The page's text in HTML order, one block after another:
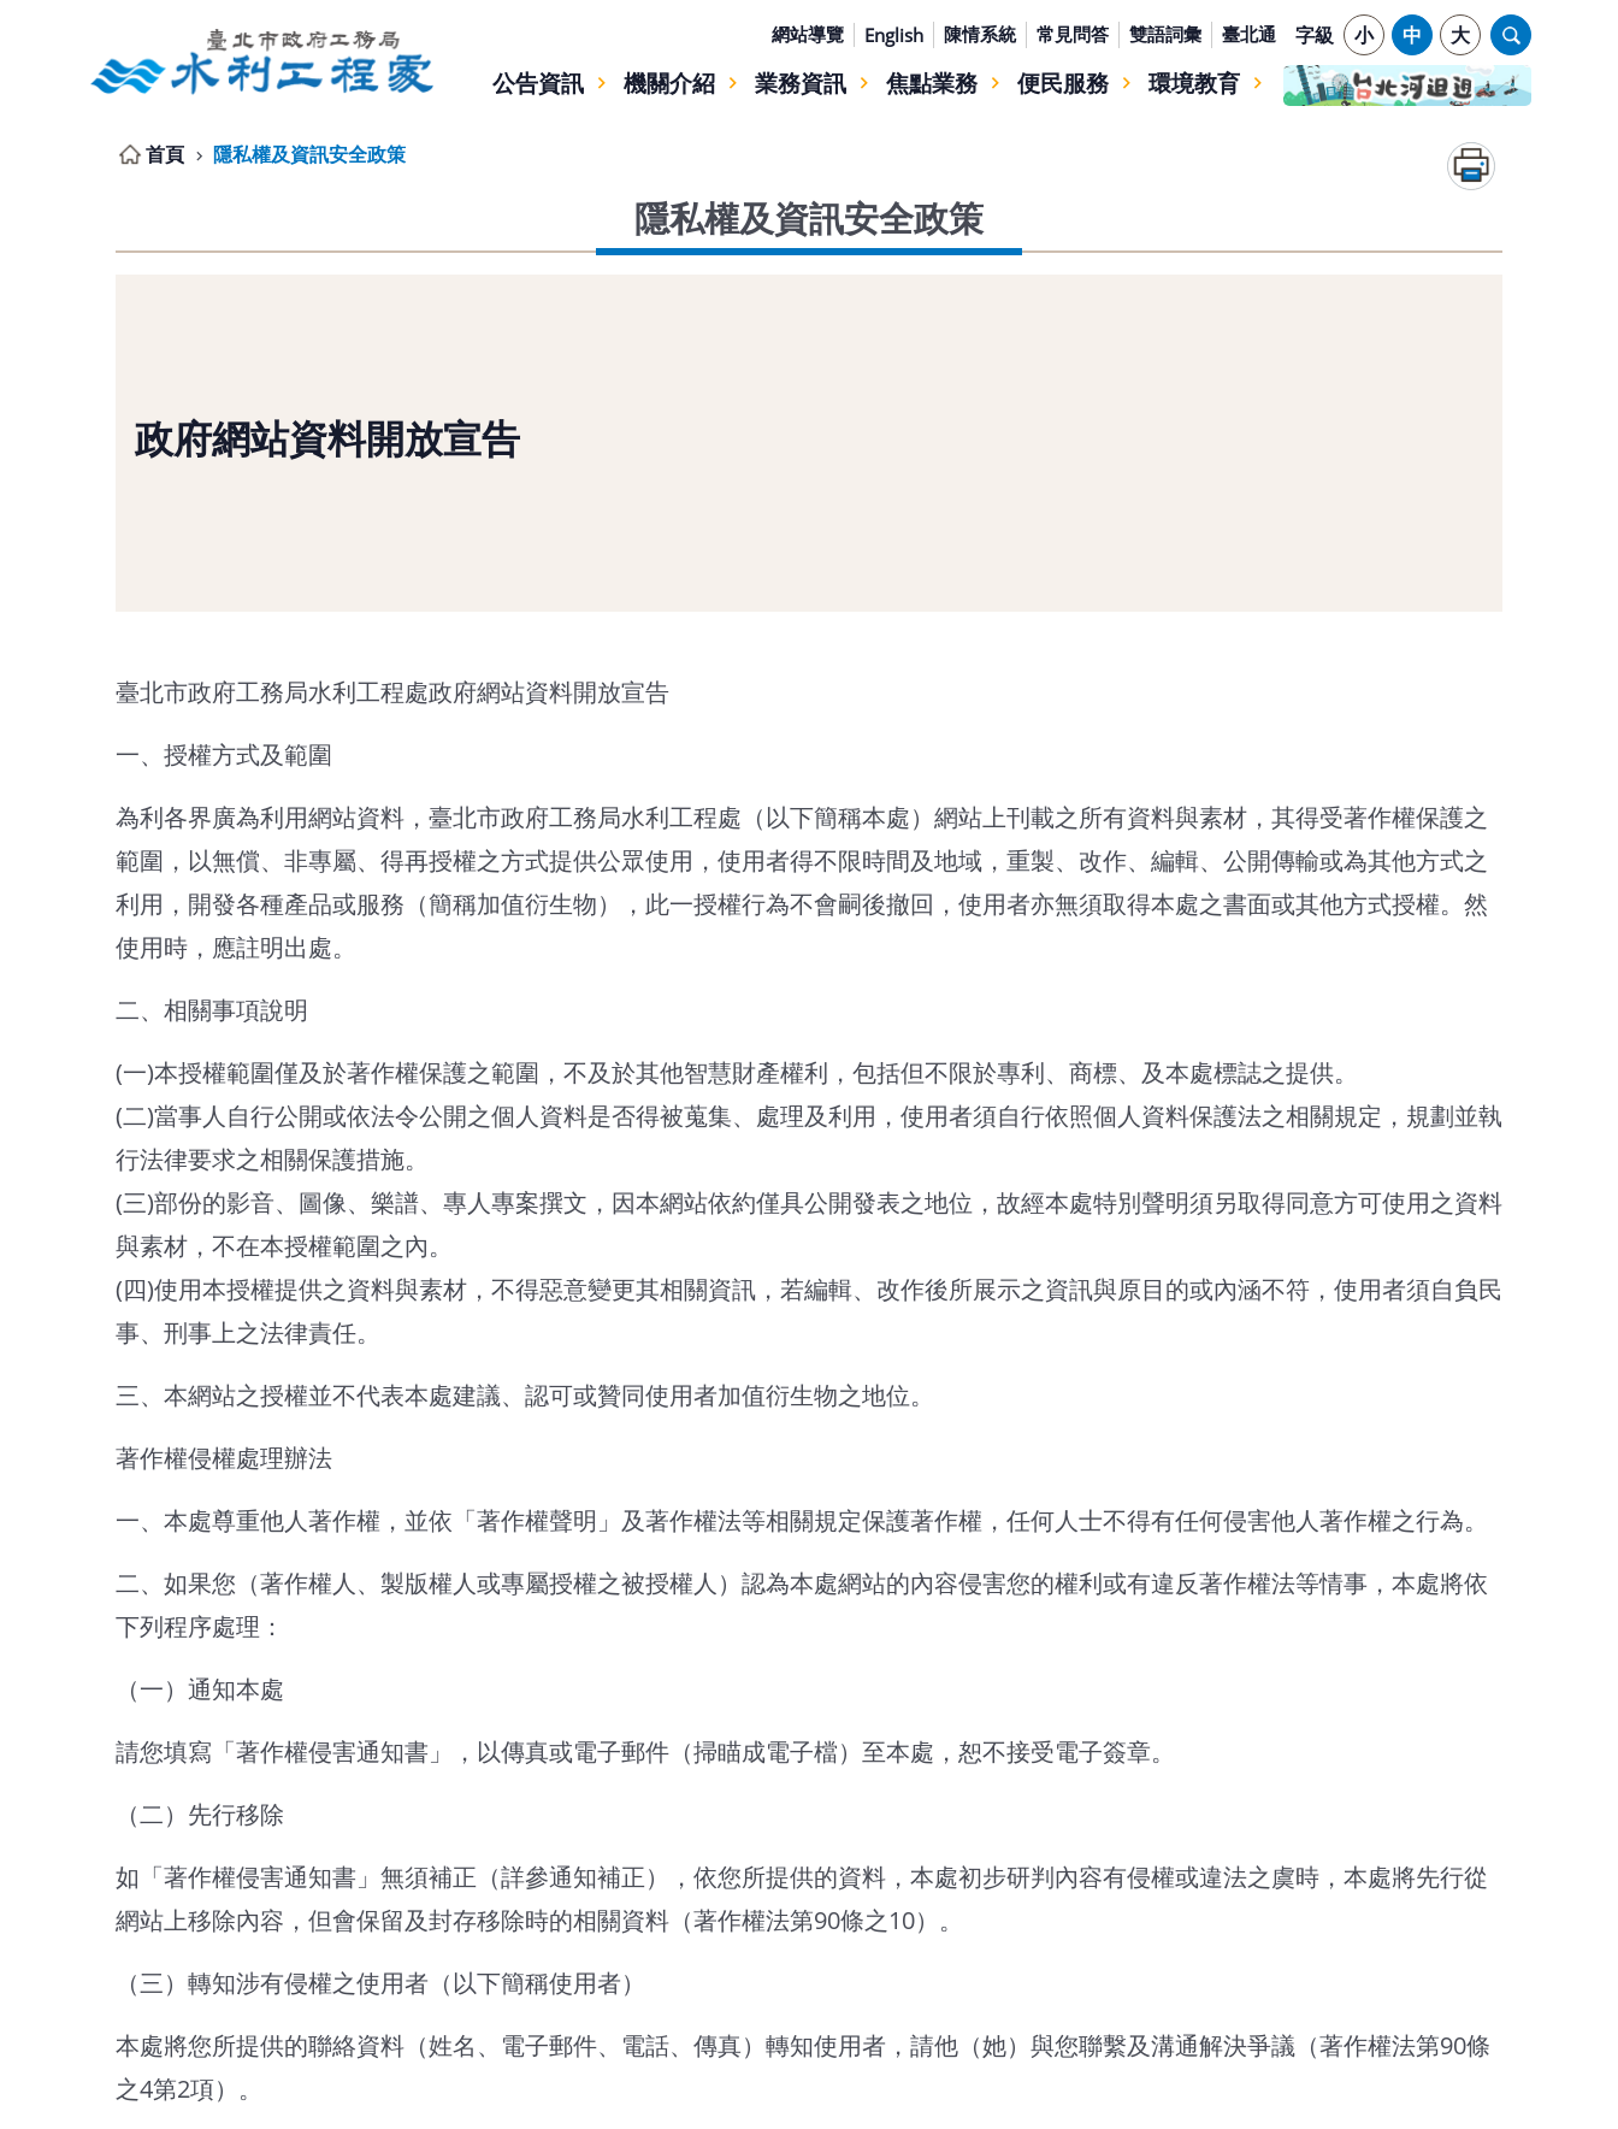
網站導覽 English 陳情系統 常見問答 雙語詞彙 臺北通 字級 小 中 大
公告資訊 機關介紹 業務資訊 焦點業務 便民服務 環境教育
首頁 隱私權及資訊安全政策
隱私權及資訊安全政策
政府網站資料開放宣告
臺北市政府工務局水利工程處政府網站資料開放宣告
一、授權方式及範圍
為利各界廣為利用網站資料，臺北市政府工務局水利工程處（以下簡稱本處）網站上刊載之所有資料與素材，其得受著作權保護之
範圍，以無償、非專屬、得再授權之方式提供公眾使用，使用者得不限時間及地域，重製、改作、編輯、公開傳輸或為其他方式之
利用，開發各種產品或服務（簡稱加值衍生物），此一授權行為不會嗣後撤回，使用者亦無須取得本處之書面或其他方式授權。然
使用時，應註明出處。
二、相關事項說明
(一)本授權範圍僅及於著作權保護之範圍，不及於其他智慧財產權利，包括但不限於專利、商標、及本處標誌之提供。
(二)當事人自行公開或依法令公開之個人資料是否得被蒐集、處理及利用，使用者須自行依照個人資料保護法之相關規定，規劃並執
行法律要求之相關保護措施。
(三)部份的影音、圖像、樂譜、專人專案撰文，因本網站依約僅具公開發表之地位，故經本處特別聲明須另取得同意方可使用之資料
與素材，不在本授權範圍之內。
(四)使用本授權提供之資料與素材，不得惡意變更其相關資訊，若編輯、改作後所展示之資訊與原目的或內涵不符，使用者須自負民
事、刑事上之法律責任。
三、本網站之授權並不代表本處建議、認可或贊同使用者加值衍生物之地位。
著作權侵權處理辦法
一、本處尊重他人著作權，並依「著作權聲明」及著作權法等相關規定保護著作權，任何人士不得有任何侵害他人著作權之行為。
二、如果您（著作權人、製版權人或專屬授權之被授權人）認為本處網站的內容侵害您的權利或有違反著作權法等情事，本處將依
下列程序處理：
（一）通知本處
請您填寫「著作權侵害通知書」，以傳真或電子郵件（掃瞄成電子檔）至本處，恕不接受電子簽章。
（二）先行移除
如「著作權侵害通知書」無須補正（詳參通知補正），依您所提供的資料，本處初步研判內容有侵權或違法之虞時，本處將先行從
網站上移除內容，但會保留及封存移除時的相關資料（著作權法第90條之10）。
（三）轉知涉有侵權之使用者（以下簡稱使用者）
本處將您所提供的聯絡資料（姓名、電子郵件、電話、傳真）轉知使用者，請他（她）與您聯繫及溝通解決爭議（著作權法第90條
之4第2項）。